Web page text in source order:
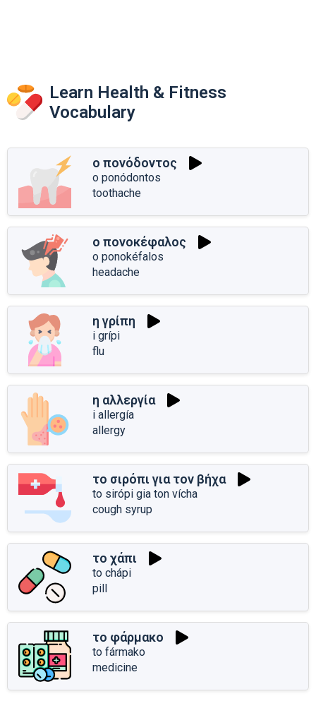
Learn Health & Fitness
Vocabulary
ο πονόδοντος
o ponódontos
toothache
ο πονοκέφαλος
o ponokéfalos
headache
η γρίπη
i grípi
flu
η αλλεργία
i allergía
allergy
το σιρόπι για τον βήχα
to sirópi gia ton vícha
cough syrup
το χάπι
to chápi
pill
το φάρμακο
to fármako
medicine